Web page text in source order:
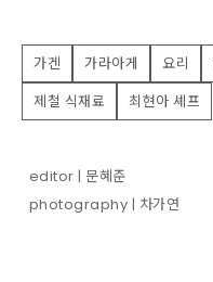
가겐 가라아게 요리
제철 식재료
최현아 셰프
editor | 문혜준
photography | 차가연